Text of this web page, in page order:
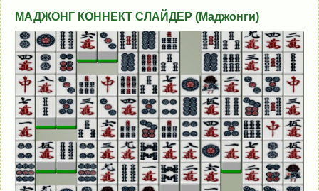
МАДЖОНГ КОННЕКТ СЛАЙДЕР (Маджонги)